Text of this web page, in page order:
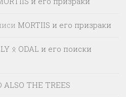
MORTIIS и его призраки
ᛟ ODAL и его поиски
ALSO THE TREES